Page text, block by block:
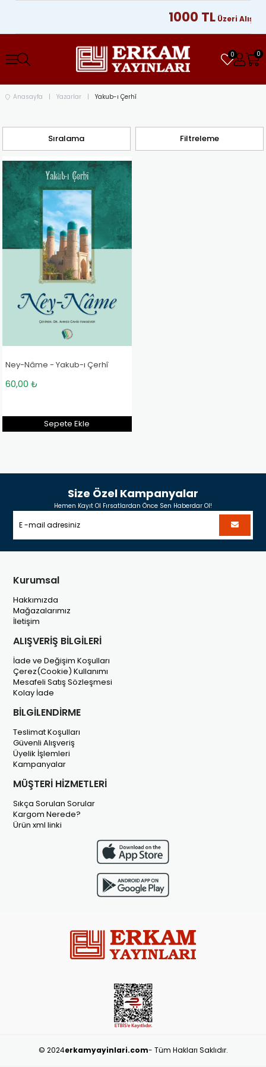
1000 TL Üzeri
0 0
Anasayfa Yazarlar Yakub-ı Çerhî
Filtreleme
Sıralama
Ney-Nâme - Yakub-ı Çerhî
60,00 ₺
Sepete Ekle
Size Özel Kampanyalar
Hemen Kayıt Ol Fırsatlardan Önce Sen Haberdar Ol!
Kurumsal
Hakkımızda
Mağazalarımız
İletişim
ALIŞVERİŞ BİLGİLERİ
İade ve Değişim Koşulları
Çerez(Cookie) Kullanımı
Mesafeli Satış Sözleşmesi
Kolay İade
BİLGİLENDİRME
Teslimat Koşulları
Güvenli Alışveriş
Üyelik İşlemleri
Kampanyalar
MÜŞTERİ HİZMETLERİ
Sıkça Sorulan Sorular
Kargom Nerede?
Ürün xml linki
© 2024erkamyayinlari.com- Tüm Hakları Saklıdır.